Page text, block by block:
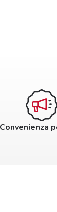
Convenienza